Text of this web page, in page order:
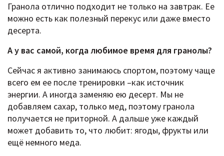
Гранола отлично подходит не только на завтрак. Ее
можно есть как полезный перекус или даже вместо
десерта.
А у вас самой, когда любимое время для гранолы?
Сейчас я активно занимаюсь спортом, поэтому чаще
всего ем ее после тренировки –как источник
энергии. А иногда заменяю ею десерт. Мы не
добавляем сахар, только мед, поэтому гранола
получается не приторной. А дальше уже каждый
может добавить то, что любит: ягоды, фрукты или
ещё немного меда.